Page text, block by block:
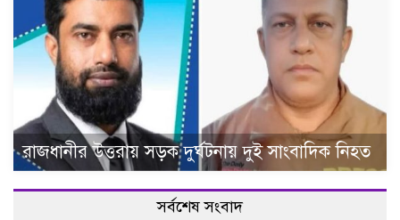
রাজধানীর উত্তরায় সড়ক দুর্ঘটনায় দুই সাংবাদিক নিহত
সর্বশেষ সংবাদ